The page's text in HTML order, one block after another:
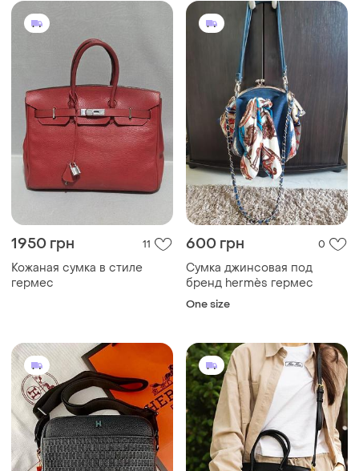
1950 грн 11
Кожаная сумка в стиле
гермес
600 грн 0
Сумка джинсовая под
бренд hermès гермес
One size